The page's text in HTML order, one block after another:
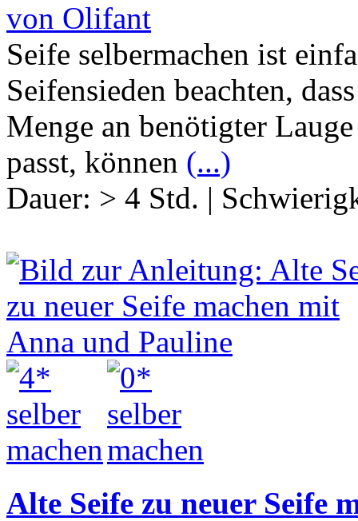
von Olifant
Seife selbermachen ist
Seifensieden beachten,
Menge an benötigter
passt, können (...)
Dauer: > 4 Std. |
Alte Seife zu neuer Seife